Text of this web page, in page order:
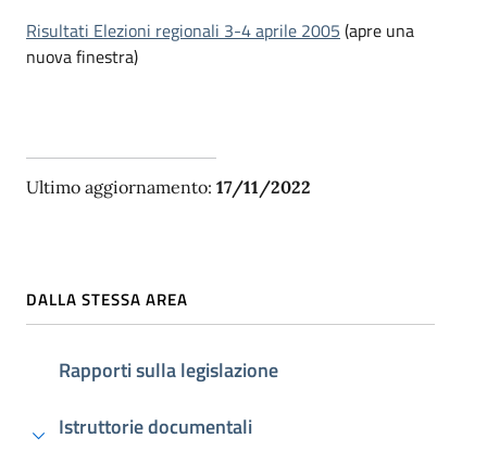
Risultati Elezioni regionali 3-4 aprile 2005 (apre una
nuova finestra)
Ultimo aggiornamento: 17/11/2022
DALLA STESSA AREA
Rapporti sulla legislazione
Istruttorie documentali